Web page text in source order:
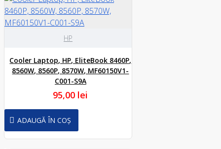
HP
Cooler Laptop, HP, EliteBook 8460P,
8560W, 8560P, 8570W, MF60150V1-
C001-S9A
95,00 lei
ADAUGĂ ÎN COȘ